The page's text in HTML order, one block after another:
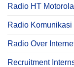
Radio HT Motorola
Radio Komunikasi
Radio Over
Recruitment